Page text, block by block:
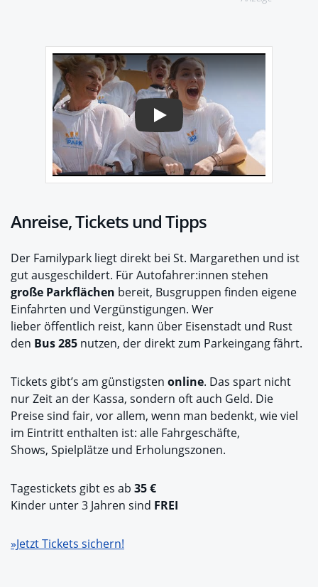
Play
Anreise, Tickets und Tipps
Der Familypark liegt direkt bei St. Margarethen und ist
gut ausgeschildert. Für Autofahrer:innen stehen
große Parkflächen bereit, Busgruppen finden eigene
Einfahrten und Vergünstigungen. Wer
lieber öffentlich reist, kann über Eisenstadt und Rust
den Bus 285 nutzen, der direkt zum Parkeingang fährt.
Tickets gibt’s am günstigsten online. Das spart nicht
nur Zeit an der Kassa, sondern oft auch Geld. Die
Preise sind fair, vor allem, wenn man bedenkt, wie viel
im Eintritt enthalten ist: alle Fahrgeschäfte,
Shows, Spielplätze und Erholungszonen.
Tagestickets gibt es ab 35 €
Kinder unter 3 Jahren sind FREI
»Jetzt Tickets sichern!